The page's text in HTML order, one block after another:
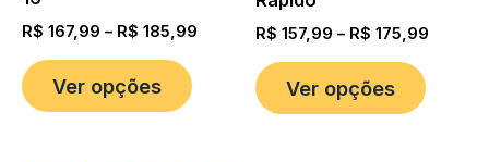
R$ 167,99 – R$ 185,99
Ver opções
R$ 157,99 – R$ 175,99
Ver opções